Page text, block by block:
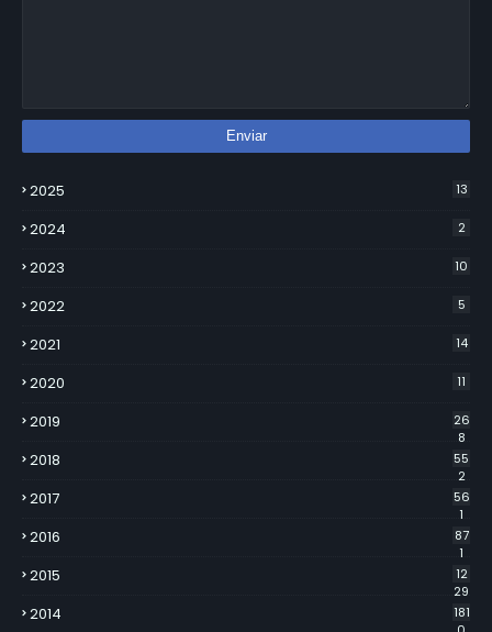
2025 13
2024 2
2023 10
2022 5
2021 14
2020 11
2019
26
8
2018
55
2
2017
56
1
2016
87
1
2015
12
29
2014
181